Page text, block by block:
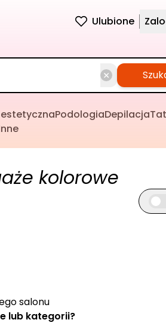
Ulubione
PodologiaDepilacja
kolorowe
salonu
lub kategorii?